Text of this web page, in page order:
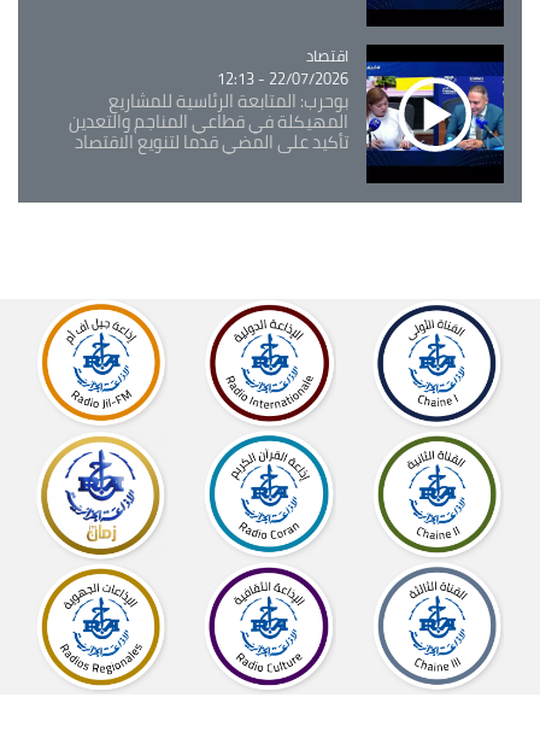
Catégorie
اقتصاد
22/07/2026 - 12:13
بوحرب: المتابعة الرئاسية للمشاريع
المهيكلة في قطاعي المناجم والتعدين
تأكيد على المضي قدما لتنويع الاقتصاد